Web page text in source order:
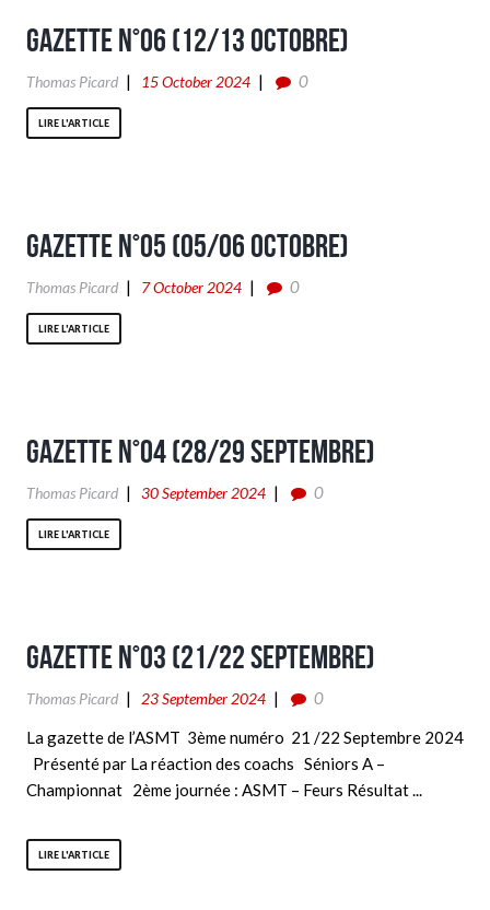
Gazette n°06 (12/13 Octobre)
Thomas Picard 15 October 2024 0
LIRE L'ARTICLE
Gazette n°05 (05/06 Octobre)
Thomas Picard 7 October 2024 0
LIRE L'ARTICLE
Gazette n°04 (28/29 Septembre)
Thomas Picard 30 September 2024 0
LIRE L'ARTICLE
Gazette n°03 (21/22 Septembre)
Thomas Picard 23 September 2024
0
La gazette de l’ASMT 3ème numéro 21 /22 Septembre 2024
Présenté par La réaction des coachs Séniors A –
Championnat 2ème journée : ASMT – Feurs Résultat ...
LIRE L'ARTICLE